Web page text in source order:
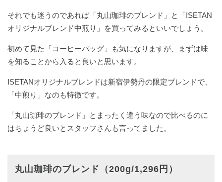
それでも迷うのであれば「丸山珈琲のブレンド」と「ISETAN
オリジナルブレンド中煎り」を買ってみるといいでしょう。
初めて見た「コーヒーバッグ」も気になりますが、まずは味
を知ることから入ると良いと思います。
ISETANオリジナルブレンドは新宿伊勢丹の限定ブレンドで、
「中煎り」なのも特徴です。
「丸山珈琲のブレンド」とまったく違う味なので比べるのに
はちょうど良いとスタッフさんも言ってました。
丸山珈琲のブレンド（200g/1,296円）